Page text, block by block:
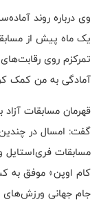
وی درباره روند
یک ماه پیش از
تمرکزم روی
آمادگی به من کمک
قهرمان مسابقات
گفت: امسال در چندین
کام اوپن» موفق به
جام جهانی ورزش‌های